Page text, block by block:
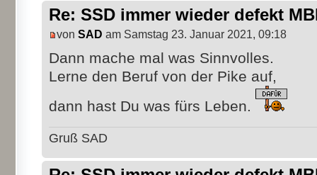
Re: SSD immer wieder defekt
von SAD am Samstag 23. Januar 2021, 09:18
Dann mache mal was Sinnvolles.
Lerne den Beruf von der Pike auf,
dann hast Du was fürs Leben.
Gruß SAD